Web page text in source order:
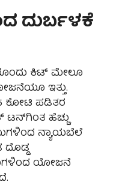
ದುರ್ಬಳಕೆ
ಕಿಟ್ ಮೇಲೂ
ಇತ್ತು.
ಕೋಟಿ ಪಡಿತರ
ಟನ್‌ಗಿಂತ ಹೆಚ್ಚು
ನ್ಯಾಯಬೆಲೆ
ಯೋಜನೆ